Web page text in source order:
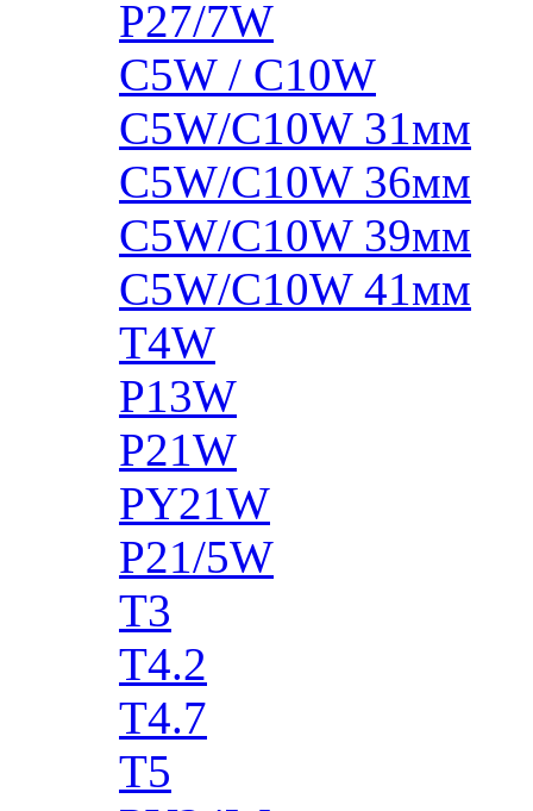
P27/7W
C5W / C10W
C5W/C10W 31мм
C5W/C10W 36мм
C5W/C10W 39мм
C5W/C10W 41мм
T4W
P13W
P21W
PY21W
P21/5W
T3
T4.2
T4.7
T5